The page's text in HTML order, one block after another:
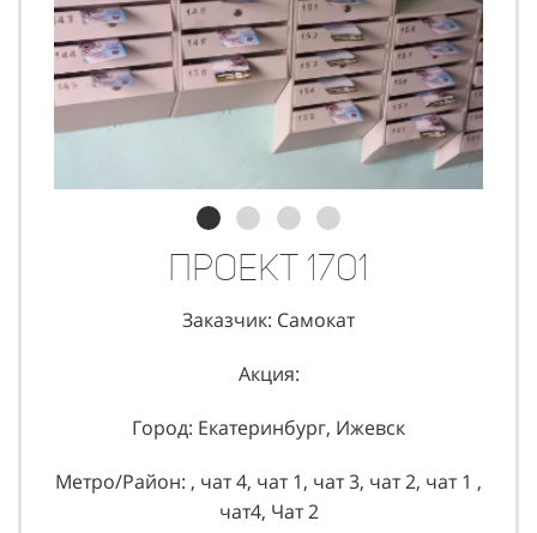
Проект 1701
Заказчик: Самокат
Акция:
Город: Екатеринбург, Ижевск
Метро/Район: , чат 4, чат 1, чат 3, чат 2, чат 1 ,
чат4, Чат 2